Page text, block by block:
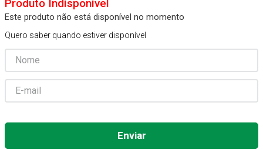
Este produto não está disponível no momento
Quero saber quando estiver disponível
4º Estetoscopio Littmann
6º Littmann
7º Absorvente Geriatrico
8º